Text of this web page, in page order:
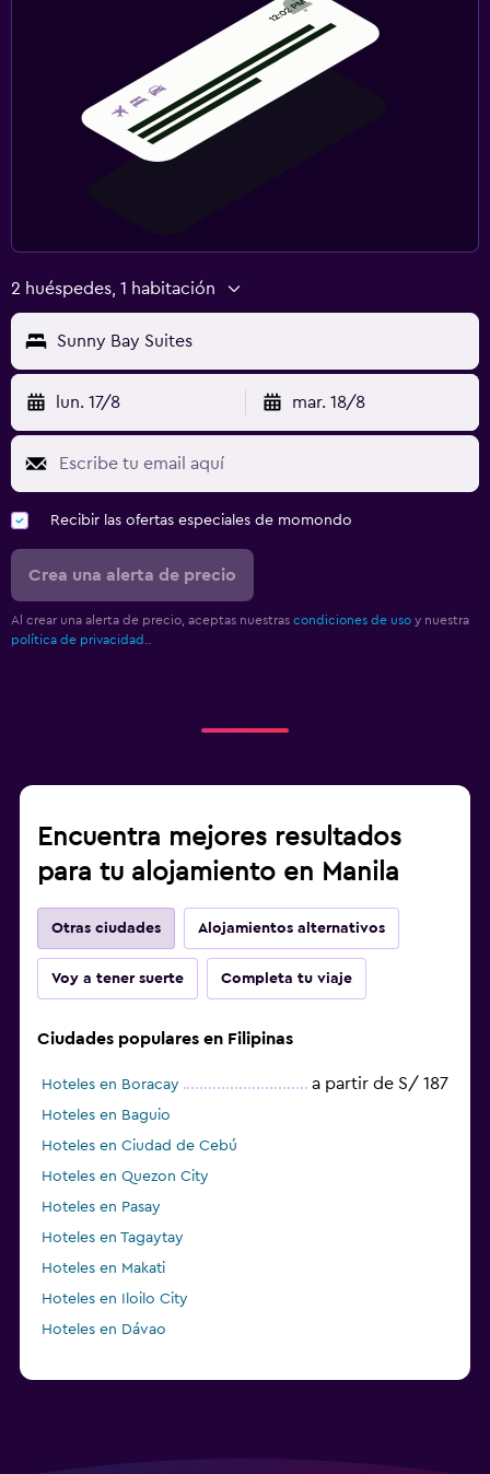
2 huéspedes, 1 habitación
Sunny Bay Suites
lun. 17/8 mar. 18/8
Recibir las ofertas especiales de momondo
Crea una alerta de precio
Al crear una alerta de precio, aceptas nuestras condiciones de uso y nuestra
política de privacidad.
Encuentra mejores resultados
para tu alojamiento en Manila
Otras ciudades Alojamientos alternativos
Voy a tener suerte Completa tu viaje
Ciudades populares en Filipinas
Hoteles en Boracay a partir de S/ 187
Hoteles en Baguio
Hoteles en Ciudad de Cebú
Hoteles en Quezon City
Hoteles en Pasay
Hoteles en Tagaytay
Hoteles en Makati
Hoteles en Iloilo City
Hoteles en Dávao